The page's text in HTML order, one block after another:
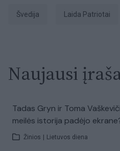
Švedija laida Patriotai
Naujausi
Tadas Gryn ir Toma
meilės istorija padėjo
Žinios Lietuvos diena